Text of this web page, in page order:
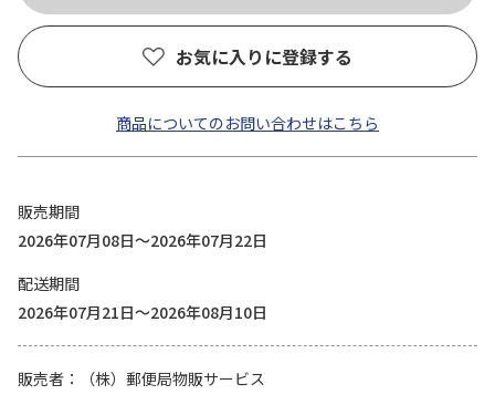
お気に入りに登録する
商品についてのお問い合わせはこちら
販売期間
2026年07月08日～2026年07月22日
配送期間
2026年07月21日～2026年08月10日
販売者
（株）郵便局物販サービス